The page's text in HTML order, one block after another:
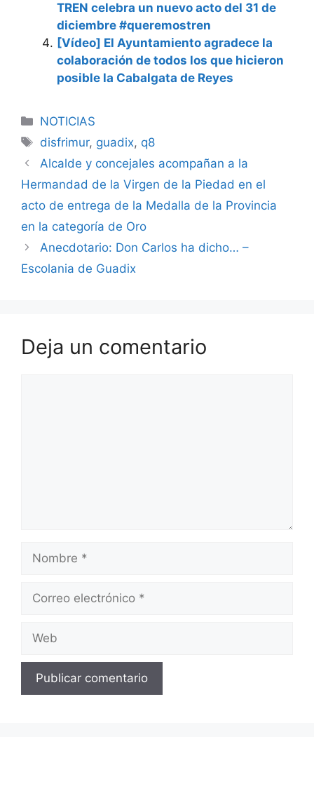
TREN celebra un nuevo acto del 31 de
diciembre #queremostren
[Vídeo] El Ayuntamiento agradece la
colaboración de todos los que hicieron
posible la Cabalgata de Reyes
Categorías
NOTICIAS
Etiquetas
disfrimur, guadix, q8
Alcalde y concejales acompañan a la
Hermandad de la Virgen de la Piedad en el
acto de entrega de la Medalla de la Provincia
en la categoría de Oro
Anecdotario: Don Carlos ha dicho… –
Escolania de Guadix
Deja un comentario
Nombre
Correo
Web